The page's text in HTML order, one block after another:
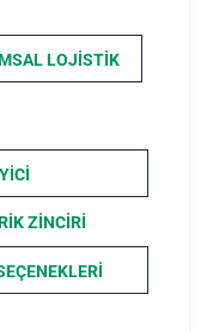
LOJISTIK
ZINCIRI